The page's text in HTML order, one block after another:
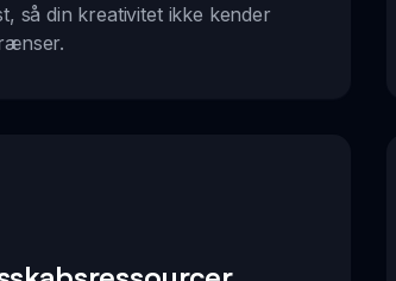
så din kreativitet ikke kender